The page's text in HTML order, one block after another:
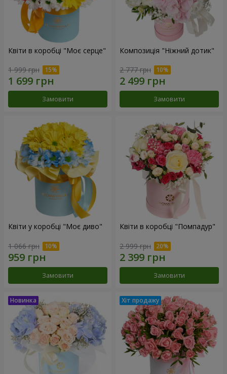
Квіти в коробці "Моє серце"
1 999 грн
Замовити
Композиція "Ніжний дотик"
2 777 грн
Замовити
Квіти у коробці "Моє диво"
1 066 грн
Замовити
Квіти в коробці "Помпадур"
2 999 грн
Замовити